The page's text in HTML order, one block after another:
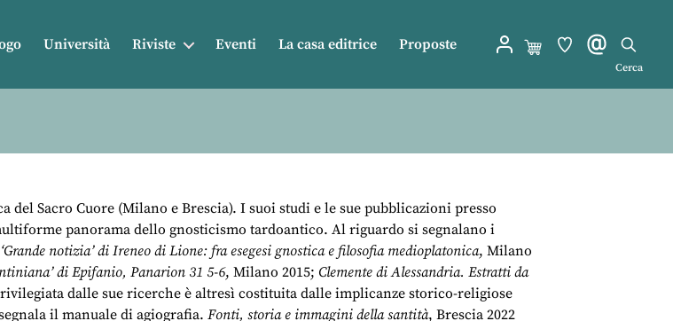
Università Riviste Eventi La casa editrice Proposte
Cerca
Sacro Cuore (Milano e Brescia). I suoi studi e le sue pubblicazioni presso
panorama dello gnosticismo tardoantico. Al riguardo si segnalano i
notizia’ di Ireneo di Lione: fra esegesi gnostica e filosofia medioplatonica, Milano
di Epifanio, Panarion 31 5-6, Milano 2015; Clemente di Alessandria. Estratti da
dalle sue ricerche è altresì costituita dalle implicanze storico-religiose
il manuale di agiografia. Fonti, storia e immagini della santità, Brescia 2022